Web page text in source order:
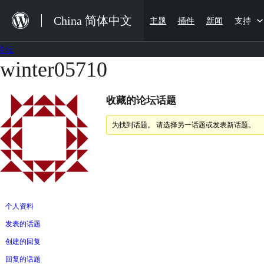
内
China 简体中文 主题 插件 新闻 支持
坛
跳
容
winter05710
个人资料
发表的话题
创建的回复
回复的话题
收藏的论坛话题
为找到话题。 请选择另一话题或发表新话题。